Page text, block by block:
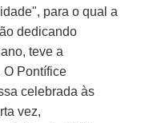
para o qual a
dedicando
teve a
O Pontífice
celebrada às
vez,